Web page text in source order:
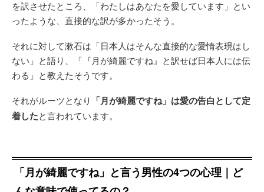
を訳させたところ、「わたしはあなたを愛しています」とい
ったような、直接的な訳が多かったそう。
それに対して漱石は「日本人はそんな直接的な愛情表現はし
ない」と語り、「『月が綺麗ですね』と訳せば日本人には伝
わる」と教えたそうです。
それがルーツとなり 「月が綺麗ですね」は愛の告白として定
着したと言われています。
「月が綺麗ですね」と言う男性の4つの心理｜ど